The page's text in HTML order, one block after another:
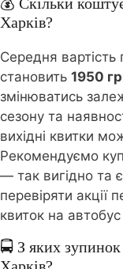
Харків?
Середня вартість
становить 1950
змінюватись
сезону та
вихідні квитки
Рекомендуємо
— так вигідно та
перевіряти акції
квиток на
🚍 З яких зупинок